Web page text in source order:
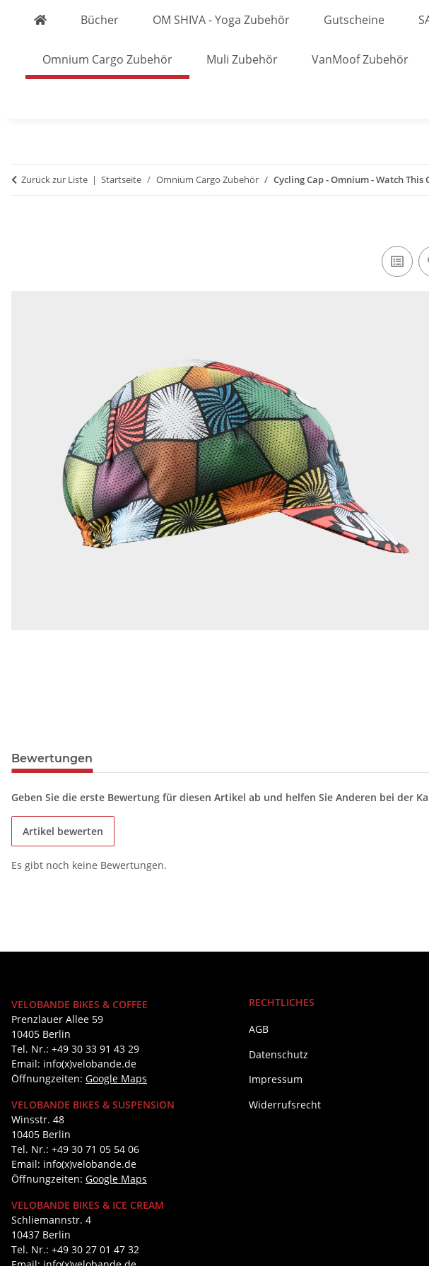
Bücher OM SHIVA - Yoga Zubehör Gutscheine
Omnium Cargo Zubehör Muli Zubehör VanMoof Zubehör
Zurück zur Liste Startseite Omnium Cargo Zubehör Cycling Cap - Omnium - Watch This
Bewertungen
Geben Sie die erste Bewertung für diesen Artikel ab und helfen Sie Anderen bei der
Artikel bewerten
Es gibt noch keine Bewertungen.
VELOBANDE BIKES & COFFEE
Prenzlauer Allee 59
10405 Berlin
Tel. Nr.: +49 30 33 91 43 29
Email: info(x)velobande.de
Öffnungzeiten: Google Maps
VELOBANDE BIKES & SUSPENSION
Winsstr. 48
10405 Berlin
Tel. Nr.: +49 30 71 05 54 06
Email: info(x)velobande.de
Öffnungzeiten: Google Maps
VELOBANDE BIKES & ICE CREAM
Schliemannstr. 4
10437 Berlin
Tel. Nr.: +49 30 27 01 47 32
RECHTLICHES
AGB
Datenschutz
Impressum
Widerrufsrecht